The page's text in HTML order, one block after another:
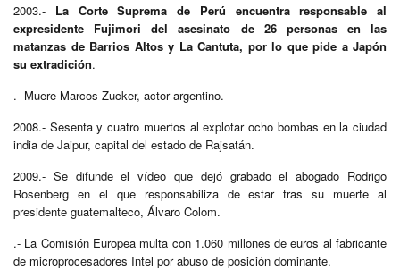
2003.- La Corte Suprema de Perú encuentra responsable al
expresidente Fujimori del asesinato de 26 personas en las
matanzas de Barrios Altos y La Cantuta, por lo que pide a Japón
su extradición.
.- Muere Marcos Zucker, actor argentino.
2008.- Sesenta y cuatro muertos al explotar ocho bombas en la ciudad
india de Jaipur, capital del estado de Rajsatán.
2009.- Se difunde el vídeo que dejó grabado el abogado Rodrigo
Rosenberg en el que responsabiliza de estar tras su muerte al
presidente guatemalteco, Álvaro Colom.
.- La Comisión Europea multa con 1.060 millones de euros al fabricante
de microprocesadores Intel por abuso de posición dominante.